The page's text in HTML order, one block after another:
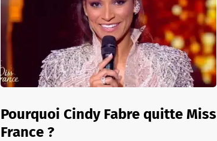
Pourquoi Cindy Fabre quitte Miss
France ?